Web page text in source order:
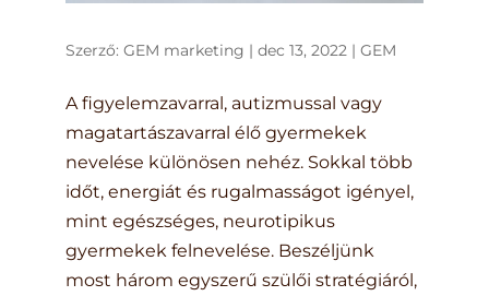
Szerző: GEM marketing | dec 13, 2022| GEM
A figyelemzavarral, autizmussal vagy
magatartászavarral élő gyermekek
nevelése különösen nehéz. Sokkal több
időt, energiát és rugalmasságot igényel,
mint egészséges, neurotipikus
gyermekek felnevelése. Beszéljünk
most három egyszerű szülői stratégiáról,